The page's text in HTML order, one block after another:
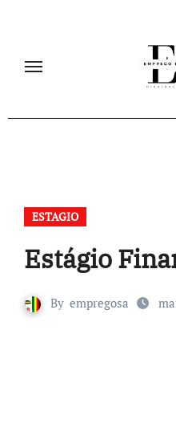
ESTAGIO
Estágio
By empregosa